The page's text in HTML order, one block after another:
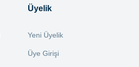
Üyelik
Yeni Üyelik
Üye Girişi